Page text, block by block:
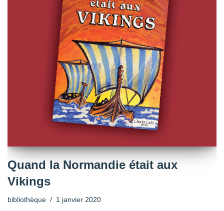
Quand la Normandie était aux
Vikings
bibliothèque 1 janvier 2020